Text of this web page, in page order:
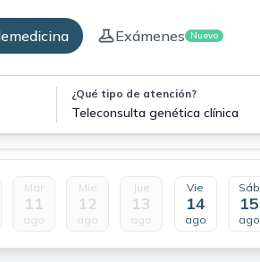
Exámenes Nuevo
¿Qué tipo de atención?
Teleconsulta genética clínica
Mar
11
ago
Mié
12
ago
Jue
13
ago
Vie
14
ago
Sáb
15
ago